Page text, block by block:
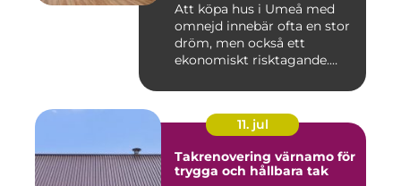
Att köpa hus i Umeå med
omnejd innebär ofta en stor
dröm, men också ett
ekonomiskt risktagande.
11. jul
Takrenovering värnamo för
trygga och hållbara tak